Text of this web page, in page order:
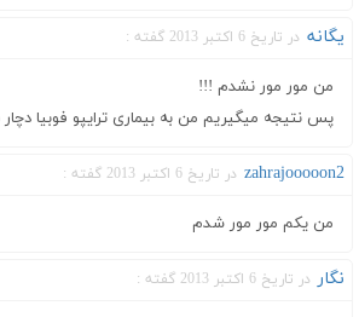
یگانه در تاریخ 6 اکتبر 2013 گفته :
من مور مور نشدم !!!
پس نتیجه میگیریم من به بیماری ترایپو فوبیا
zahrajooooon2 در تاریخ 6 اکتبر 2013 گفته :
من یکم مور مور شدم
نگار در تاریخ 6 اکتبر 2013 گفته :